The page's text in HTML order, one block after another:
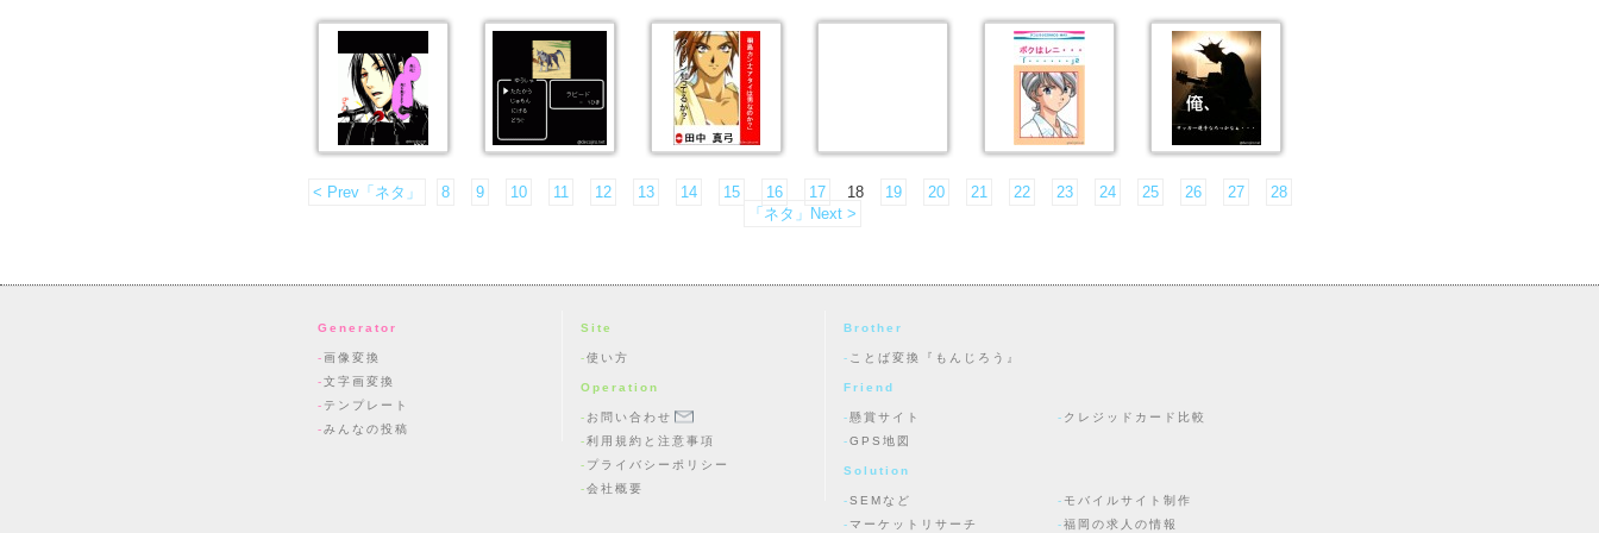
< Prev「ネタ」 8 9 10 11 12 13 14 15 16 17 18 19 20 21 22 23 24 25 26 27
28
「ネタ」Next >
Generator
画像変換
文字画変換
テンプレート
みんなの投稿
Site
使い方
Operation
お問い合わせ
利用規約と注意事項
プライバシーポリシー
会社概要
Brother
ことば変換『もんじろう』
Friend
懸賞サイト
クレジッドカード比較
GPS地図
Solution
SEMなど
モバイルサイト制作
マーケットリサーチ
福岡の求人の情報